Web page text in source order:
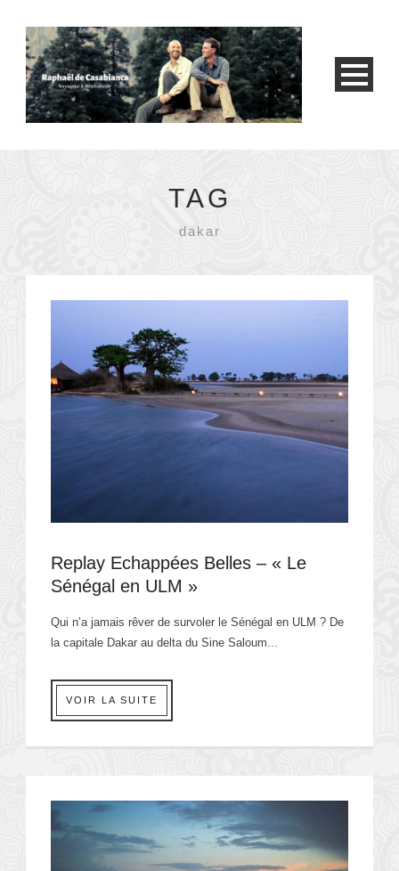
TAG
dakar
Replay Echappées Belles – « Le
Sénégal en ULM »
Qui n’a jamais rêver de survoler le Sénégal en ULM ? De
la capitale Dakar au delta du Sine Saloum...
VOIR LA SUITE